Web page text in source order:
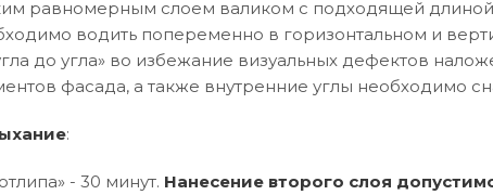
равномерным слоем валиком с подходящей
водить попеременно в горизонтальном и
до угла» во избежание визуальных дефектов
фасада, а также внутренние углы необходимо
:
- 30 минут. Нанесение второго слоя